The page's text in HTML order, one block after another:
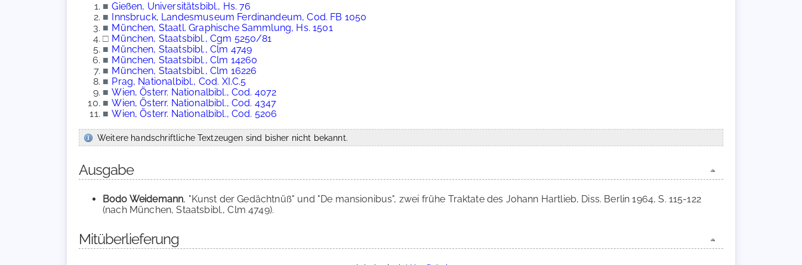
■ Gießen, Universitätsbibl., Hs. 76
■ Innsbruck, Landesmuseum Ferdinandeum, Cod. FB 1050
■ München, Staatl. Graphische Sammlung, Hs. 1501
□ München, Staatsbibl., Cgm 5250/81
■ München, Staatsbibl., Clm 4749
■ München, Staatsbibl., Clm 14260
■ München, Staatsbibl., Clm 16226
■ Prag, Nationalbibl., Cod. XI.C.5
■ Wien, Österr. Nationalbibl., Cod. 4072
■ Wien, Österr. Nationalbibl., Cod. 4347
■ Wien, Österr. Nationalbibl., Cod. 5206
Weitere handschriftliche Textzeugen sind bisher nicht bekannt.
Ausgabe
Bodo Weidemann, "Kunst der Gedächtnüß" und "De mansionibus", zwei frühe Traktate des Johann Hartlieb, Diss. Berlin 1964, S. 115-122
(nach München, Staatsbibl., Clm 4749).
Mitüberlieferung